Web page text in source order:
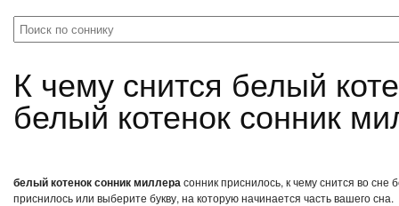
К чему снится белый котенок сонник миллера?
белый котенок сонник
белый котенок сонник миллерасонник приснилось, к чему снится во
приснилось или выберите букву, на которую начинается часть вашего сна.